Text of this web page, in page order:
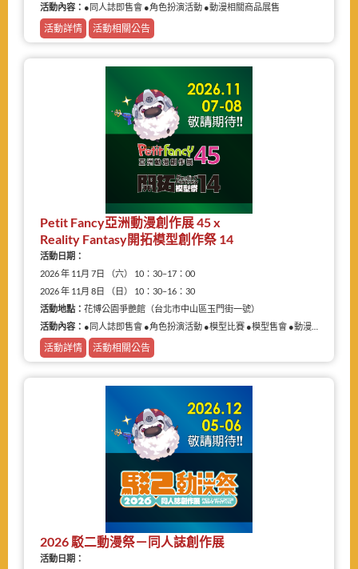
活動內容： ●同人誌即售會 ●角色扮演活動 ●動漫相關商品展售
活動詳情 活動相關公告
Petit Fancy亞洲動漫創作展 45 x
Reality Fantasy開拓模型創作祭 14
活動日期：
2026 年 11月 7日 （六） 10：30–17：00
2026 年 11月 8日 （日） 10：30–16：30
活動地點： 花博公園爭艷館（台北市中山區玉門街一號）
活動內容： ●同人誌即售會 ●角色扮演活動 ●模型比賽 ●模型售會 ●動漫相關商品展售
活動詳情 活動相關公告
2026 駁二動漫祭－同人誌創作展
活動日期：